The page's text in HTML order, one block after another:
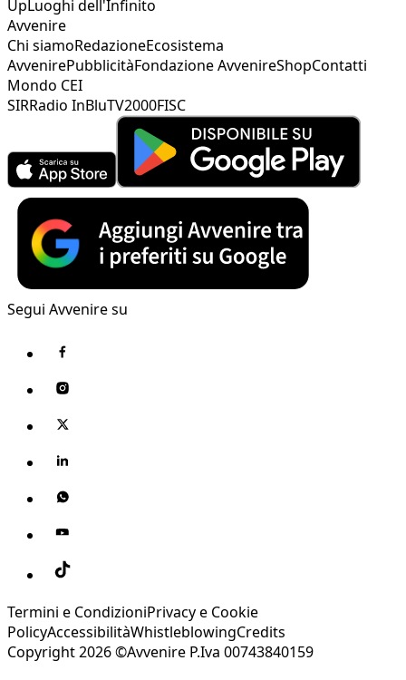
UpLuoghi dell'Infinito
Avvenire
Chi siamoRedazioneEcosistema
AvvenirePubblicitàFondazione AvvenireShopContatti
Mondo CEI
SIRRadio InBluTV2000FISC
Segui Avvenire su
Termini e CondizioniPrivacy e Cookie
PolicyAccessibilitàWhistleblowingCredits
Copyright 2026 ©Avvenire P.Iva 00743840159